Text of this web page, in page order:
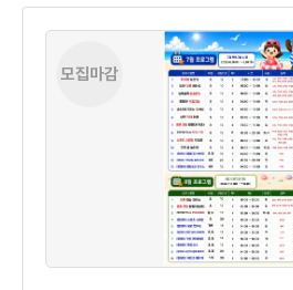
모집마감